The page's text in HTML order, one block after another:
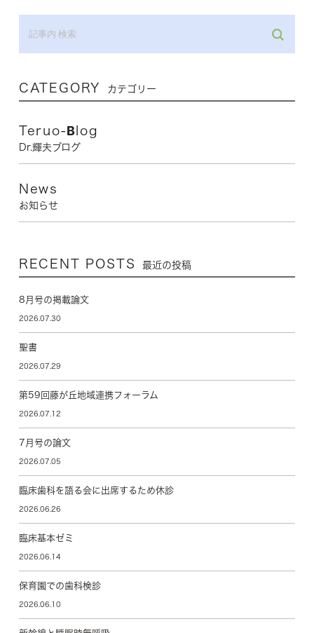
CATEGORY カテゴリー
Teruo-Blog
Dr.輝夫ブログ
News
お知らせ
RECENT POSTS 最近の投稿
8月号の掲載論文
2026.07.30
聖書
2026.07.29
第59回藤が丘地域連携フォーラム
2026.07.12
7月号の論文
2026.07.05
臨床歯科を語る会に出席するため休診
2026.06.26
臨床基本ゼミ
2026.06.14
保育園での歯科検診
2026.06.10